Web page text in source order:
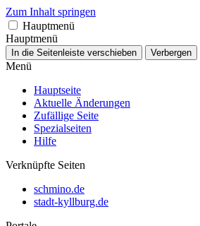
Zum Inhalt springen
Hauptmenü
Hauptmenü
In die Seitenleiste verschieben Verbergen
Menü
Hauptseite
Aktuelle Änderungen
Zufällige Seite
Spezialseiten
Hilfe
Verknüpfte Seiten
schmino.de
stadt-kyllburg.de